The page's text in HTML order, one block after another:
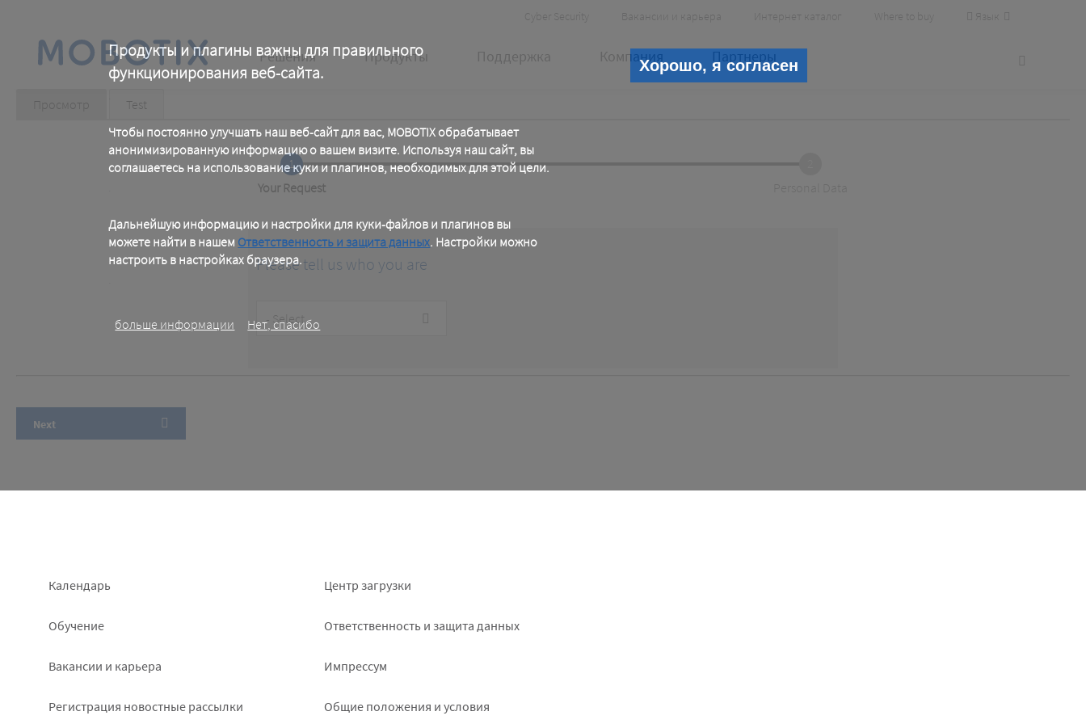
Продукты и плагины важны для правильного
функционирования веб-сайта.
Чтобы постоянно улучшать наш веб-сайт для вас, MOBOTIX обрабатывает
анонимизированную информацию о вашем визите. Используя наш сайт, вы
соглашаетесь на использование куки и плагинов, необходимых для этой цели.
Дальнейшую информацию и настройки для куки-файлов и плагинов вы
можете найти в нашем Ответственность и защита данных. Настройки можно
настроить в настройках браузера.
больше информации Нет, спасибо
Хорошо, я согласен
content
Header
Meta
Cyber Security Вакансии и карьера Интернет каталог Where to buy Язык
Main
navigation
Решения Продукты Поддержка Компания Партнеры
Primary
Просмотр Test
1
Current
Your Request
Please tell us who you are
Type
Footer
left
Календарь
Обучение
Вакансии и карьера
Pегистрация новостные рассылки
Footer
right
Центр загрузки
Ответственность и защита данных
Импрессум
Общие положения и условия